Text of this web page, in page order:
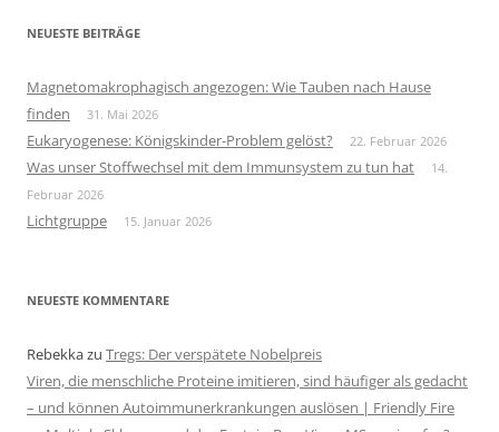
NEUESTE BEITRÄGE
Magnetomakrophagisch angezogen: Wie Tauben nach Hause
finden
31. Mai 2026
Eukaryogenese: Königskinder-Problem gelöst? 22. Februar 2026
Was unser Stoffwechsel mit dem Immunsystem zu tun hat
14.
Februar 2026
Lichtgruppe 15. Januar 2026
NEUESTE KOMMENTARE
Rebekkazu Tregs: Der verspätete Nobelpreis
Viren, die menschliche Proteine imitieren, sind häufiger als gedacht
– und können Autoimmunerkrankungen auslösen | Friendly Fire